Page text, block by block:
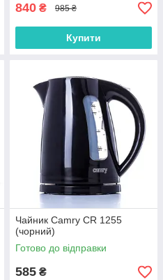
840 ₴ 985 ₴
Купити
Чайник Camry CR 1255
(чорний)
Готово до відправки
585 ₴